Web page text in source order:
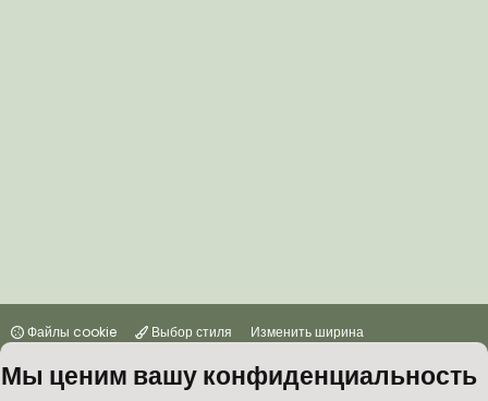
Файлы cookie Выбор стиля Изменить ширина
Условия и правила
Мы ценим вашу конфиденциальность